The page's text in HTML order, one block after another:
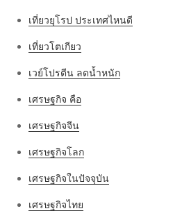
เที่ยวยุโรป ประเทศไหนดี
เที่ยวโตเกียว
เวย์โปรตีน ลดน้ำหนัก
เศรษฐกิจ คือ
เศรษฐกิจจีน
เศรษฐกิจโลก
เศรษฐกิจในปัจจุบัน
เศรษฐกิจไทย